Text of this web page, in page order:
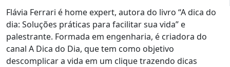
Flávia Ferrari é home expert, autora do livro “A dica do
dia: Soluções práticas para facilitar sua vida” e
palestrante. Formada em engenharia, é criadora do
canal A Dica do Dia, que tem como objetivo
descomplicar a vida em um clique trazendo dicas